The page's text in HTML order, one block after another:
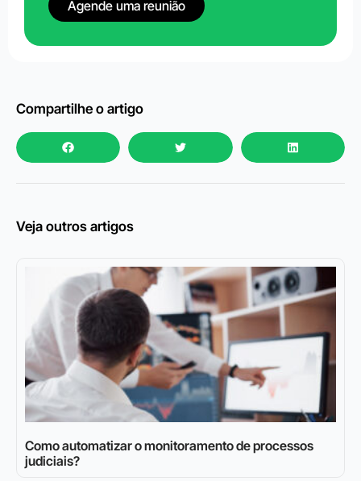
Agende uma reunião
Compartilhe o artigo
Veja outros artigos
Como automatizar o monitoramento de processos
judiciais?